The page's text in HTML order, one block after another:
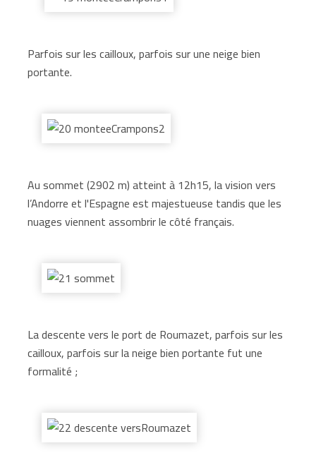
Parfois sur les cailloux, parfois sur une neige bien
portante.
Au sommet (2902 m) atteint à 12h15, la vision vers
l’Andorre et l'Espagne est majestueuse tandis que les
nuages viennent assombrir le côté français.
La descente vers le port de Roumazet, parfois sur les
cailloux, parfois sur la neige bien portante fut une
formalité ;